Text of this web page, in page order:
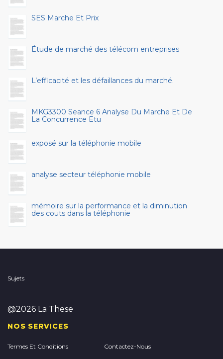
SES Marche Et Prix
Étude de marché des télécom entreprises
L’efficacité et les défaillances du marché.
MKG3300 Seance 6 Analyse Du Marche Et De
La Concurrence Etu
exposé sur la téléphonie mobile
analyse secteur téléphonie mobile
mémoire sur la performance et la diminution
des couts dans la téléphonie
Sujets
@2026 La These
NOS SERVICES
Termes Et Conditions Contactez-Nous